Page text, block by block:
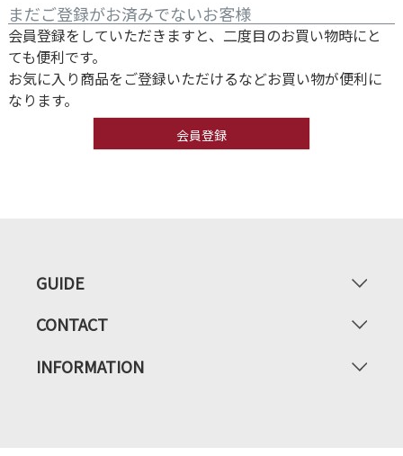
まだご登録がお済みでないお客様
会員登録をしていただきますと、二度目のお買い物時にと
ても便利です。
お気に入り商品をご登録いただけるなどお買い物が便利に
なります。
会員登録
GUIDE
CONTACT
INFORMATION